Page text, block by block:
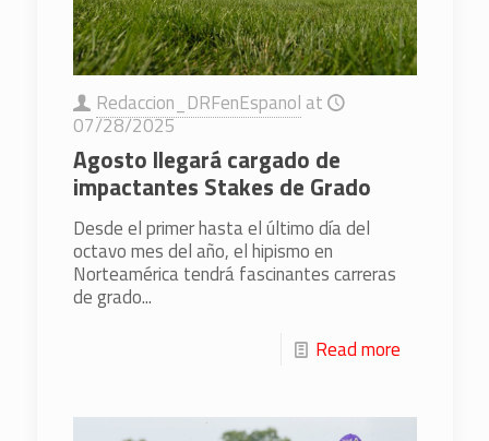
Redaccion_DRFenEspanol at
07/28/2025
Agosto llegará cargado de
impactantes Stakes de Grado
Desde el primer hasta el último día del
octavo mes del año, el hipismo en
Norteamérica tendrá fascinantes carreras
de grado...
Read more